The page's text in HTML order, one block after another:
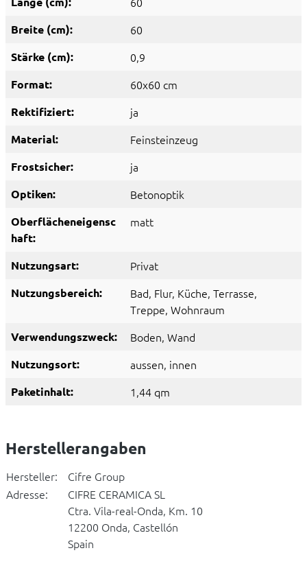
Breite (cm): 60
Stärke (cm): 0,9
Format: 60x60 cm
Rektifiziert: ja
Material: Feinsteinzeug
Frostsicher: ja
Optiken: Betonoptik
Oberflächeneigensc
haft:
matt
Nutzungsart: Privat
Nutzungsbereich: Bad, Flur, Küche, Terrasse,
Treppe, Wohnraum
Verwendungszweck: Boden, Wand
Nutzungsort: aussen, innen
Paketinhalt: 1,44 qm
Herstellerangaben
Hersteller:
Cifre Group
Adresse:
CIFRE CERAMICA SL
Ctra. Vila-real-Onda, Km. 10
12200 Onda, Castellón
Spain